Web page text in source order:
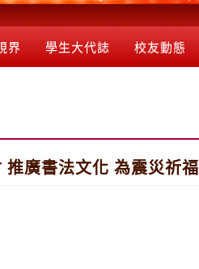
界 學生大代誌 校友動態
廣書法文化 為震災祈福